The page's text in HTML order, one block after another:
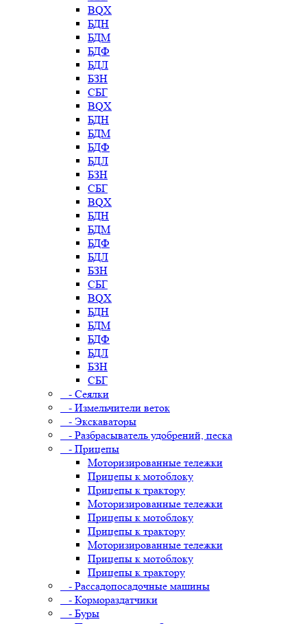
BQX
БДН
БДМ
БДФ
БДЛ
БЗН
СБГ
BQX
БДН
БДМ
БДФ
БДЛ
БЗН
СБГ
BQX
БДН
БДМ
БДФ
БДЛ
БЗН
СБГ
BQX
БДН
БДМ
БДФ
БДЛ
БЗН
СБГ
- Сеялки
- Измельчители веток
- Экскаваторы
- Разбрасыватель удобрений, песка
- Прицепы
Моторизированные тележки
Прицепы к мотоблоку
Прицепы к трактору
Моторизированные тележки
Прицепы к мотоблоку
Прицепы к трактору
Моторизированные тележки
Прицепы к мотоблоку
Прицепы к трактору
- Рассадопосадочные машины
- Кормораздатчики
- Буры